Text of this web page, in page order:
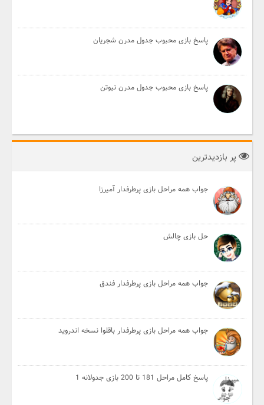
پاسخ بازی محبوب جدول مدرن شجریان
پاسخ بازی محبوب جدول مدرن نیوتن
پر بازدیدترین
جواب همه مراحل بازی پرطرفدار آمیرزا
حل بازی چالش
جواب همه مراحل بازی پرطرفدار فندق
جواب همه مراحل بازی پرطرفدار باقلوا نسخه اندروید
پاسخ کامل مراحل 181 تا 200 بازی جدولانه 1